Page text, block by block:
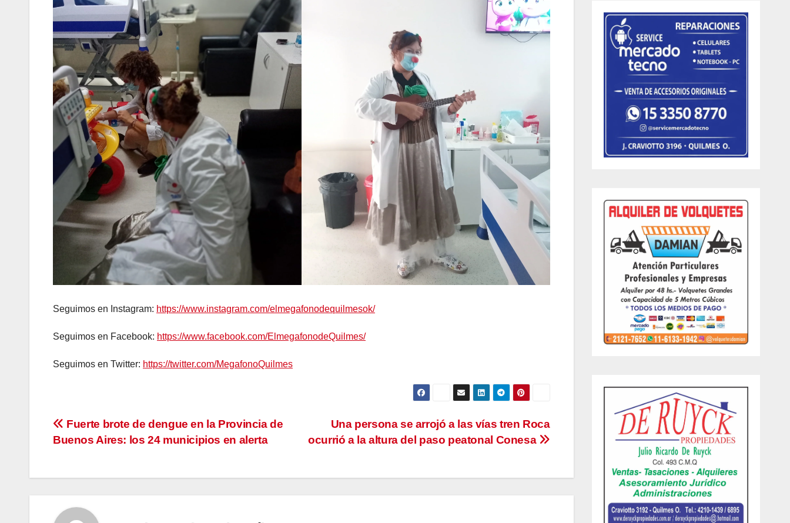
Seguimos en Instagram: https://www.instagram.com/elmegafonodequilmesok/
Seguimos en Facebook: https://www.facebook.com/ElmegafonodeQuilmes/
Seguimos en Twitter: https://twitter.com/MegafonoQuilmes
Navegación
entradas
Una persona se arrojó a las vías tren Roca
ocurrió a la altura del paso peatonal Conesa
Fuerte brote de dengue en la Provincia de
Buenos Aires: los 24 municipios en alerta